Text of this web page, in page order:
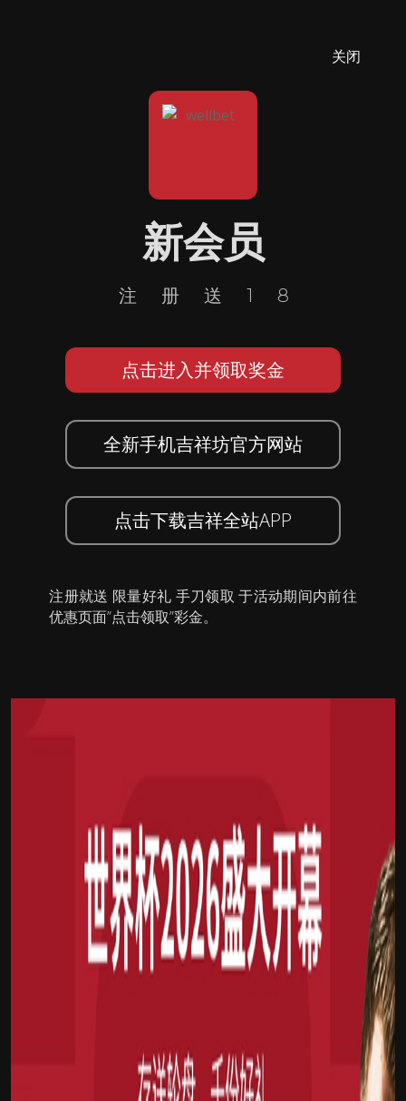
关闭
新会员
注册送18
点击进入并领取奖金
全新手机吉祥坊官方网站
点击下载吉祥全站APP
注册就送 限量好礼 手刀领取 于活动期间内前往
优惠页面”点击领取”彩金。